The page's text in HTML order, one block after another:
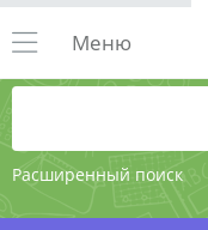
Расширенный поиск
Меню